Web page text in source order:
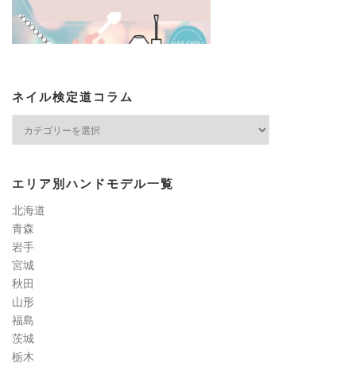
ネイル検定道コラム
定
コ
ラ
ム
エリア別ハンドモデル一覧
北海道
青森
岩手
宮城
秋田
山形
福島
茨城
栃木